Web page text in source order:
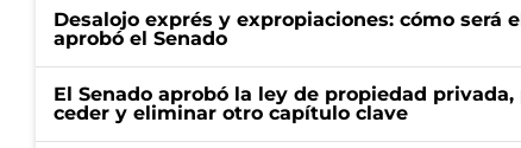
Desalojo exprés y expropiaciones: cómo será
aprobó el Senado
El Senado aprobó la ley de propiedad
ceder y eliminar otro capítulo clave